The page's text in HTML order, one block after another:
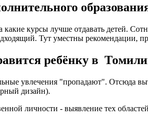
курсы лучше отдавать детей.
Тут уместны рекомендации,
ребёнку в
увлечения "пропадают". Отсюда
дизайн).
личности - выявление тех